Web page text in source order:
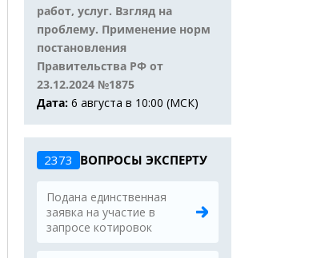
работ, услуг. Взгляд на
проблему. Применение норм
постановления
Правительства РФ от
23.12.2024 №1875
Дата: 6 августа в 10:00 (МСК)
2373 ВОПРОСЫ ЭКСПЕРТУ
Подана единственная
заявка на участие в
запросе котировок